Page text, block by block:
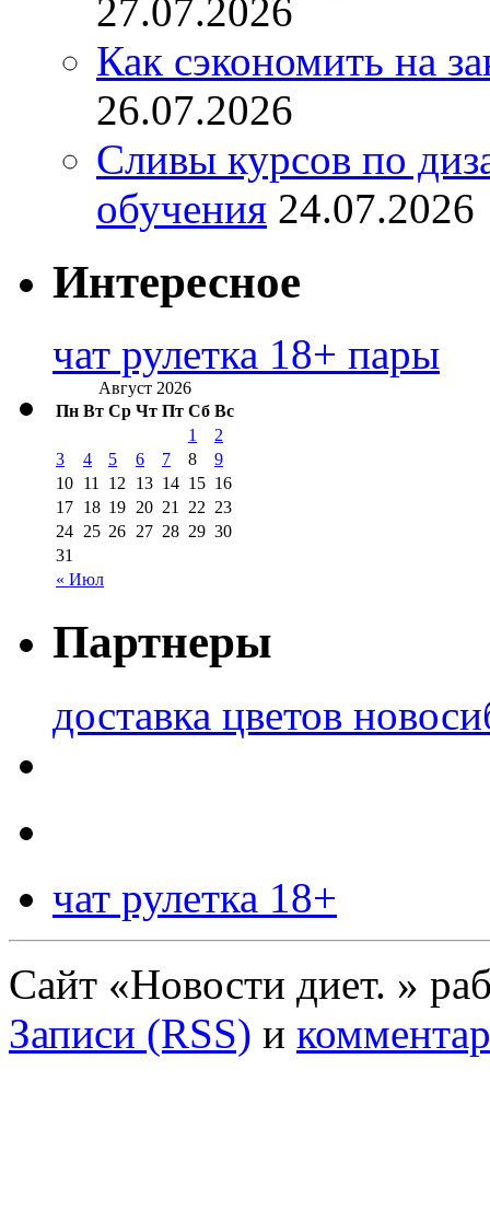
27.07.2026
Как сэкономить на
26.07.2026
Сливы курсов по
обучения 24.07.2026
Интересное
чат рулетка 18+ пары
Август 2026
Пн Вт Ср Чт Пт Сб Вс
« Июл
1
2
3
4 5 6 7 8
9
10 11 12 13 14 15 16
17 18 19 20 21 22 23
24 25 26 27 28 29 30
31
Партнеры
доставка цветов
чат рулетка 18+
Сайт «Новости диет. »
Записи (RSS) и